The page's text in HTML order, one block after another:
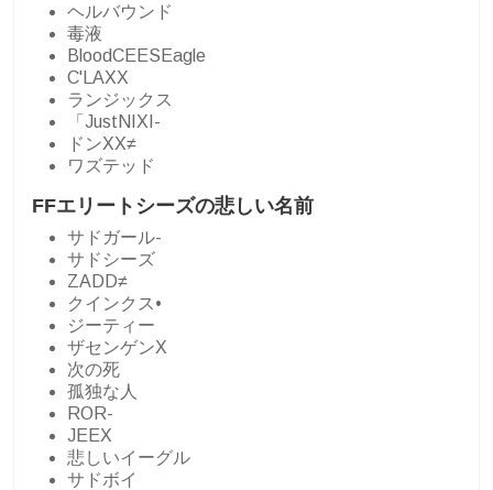
ヘルバウンド
毒液
BloodCEESEagle
C'LAXX
ランジックス
「JustNIXI-
ドンXX≠
ワズテッド
FFエリートシーズの悲しい名前
サドガール-
サドシーズ
ZADD≠
クインクス•
ジーティー
ザセンゲンX
次の死
孤独な人
ROR-
JEEX
悲しいイーグル
サドボイ